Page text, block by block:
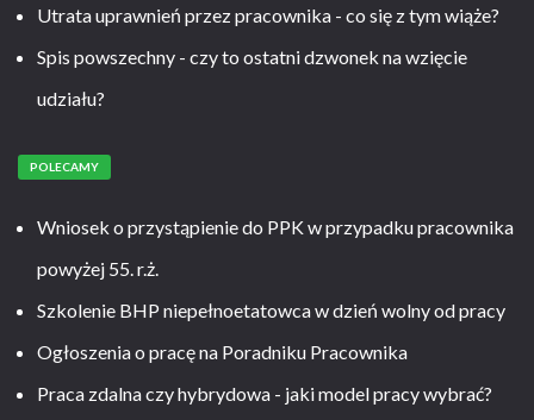
Utrata uprawnień przez pracownika - co się z tym wiąże?
Spis powszechny - czy to ostatni dzwonek na wzięcie
udziału?
POLECAMY
Wniosek o przystąpienie do PPK w przypadku pracownika
powyżej 55. r.ż.
Szkolenie BHP niepełnoetatowca w dzień wolny od pracy
Ogłoszenia o pracę na Poradniku Pracownika
Praca zdalna czy hybrydowa - jaki model pracy wybrać?